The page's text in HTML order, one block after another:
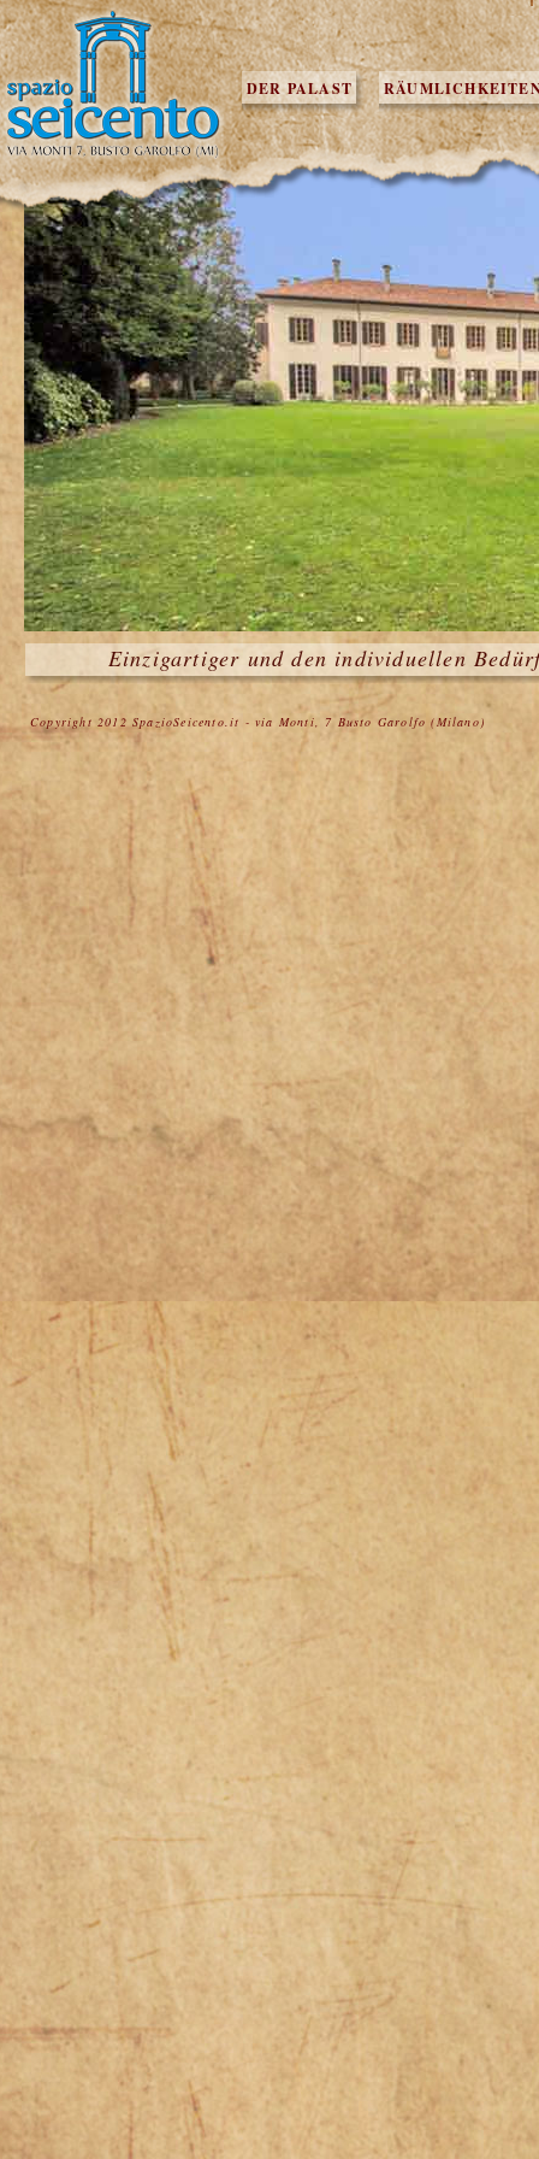
DER PALAST
Einzigartiger und den individuellen
Copyright 2012 SpazioSeicento.it - via Monti, 7 Busto Garolfo (Milano)